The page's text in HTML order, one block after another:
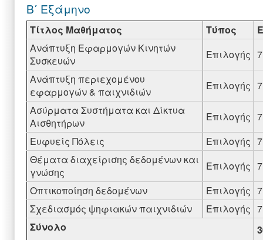
Β΄ Εξάμηνο
Τίτλος Μαθήματος Τύπος
Ανάπτυξη Εφαρμογών Κινητών
Συσκευών
Επιλογής
Ανάπτυξη περιεχομένου
εφαρμογών & παιχνιδιών
Επιλογής
Ασύρματα Συστήματα και Δίκτυα
Αισθητήρων
Επιλογής
Ευφυείς Πόλεις
Επιλογής
Θέματα διαχείρισης δεδομένων και
γνώσης
Επιλογής
Οπτικοποίηση δεδομένων
Επιλογής
Σχεδιασμός ψηφιακών παιχνιδιών
Επιλογής
Σύνολο